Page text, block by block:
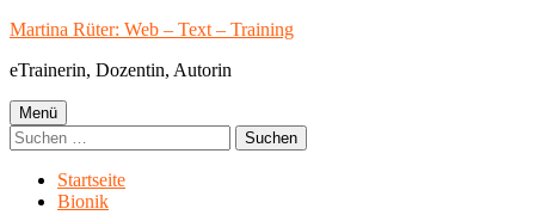
Springe
Inhalt
Martina Rüter: Web – Text – Training
eTrainerin, Dozentin, Autorin
Primäres
Menü
Menü
Suchen
nach:
Startseite
Bionik